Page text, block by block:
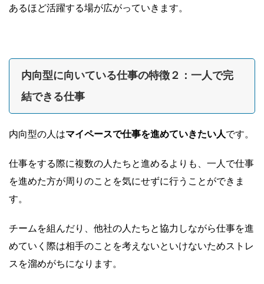
あるほど活躍する場が広がっていきます。
内向型に向いている仕事の特徴２：一人で完
結できる仕事
内向型の人はマイペースで仕事を進めていきたい人です。
仕事をする際に複数の人たちと進めるよりも、一人で仕事
を進めた方が周りのことを気にせずに行うことができま
す。
チームを組んだり、他社の人たちと協力しながら仕事を進
めていく際は相手のことを考えないといけないためストレ
スを溜めがちになります。